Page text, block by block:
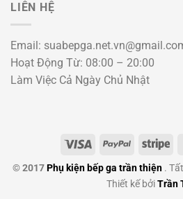
LIÊN HỆ
Email:
Hoạt Động Từ: 08:00 – 20:00
Làm Việc Cả Ngày Chủ Nhật
Visa PayPal
© 2017Phụ kiện bếp ga trần thiện.
Thiết kế bởiTrần